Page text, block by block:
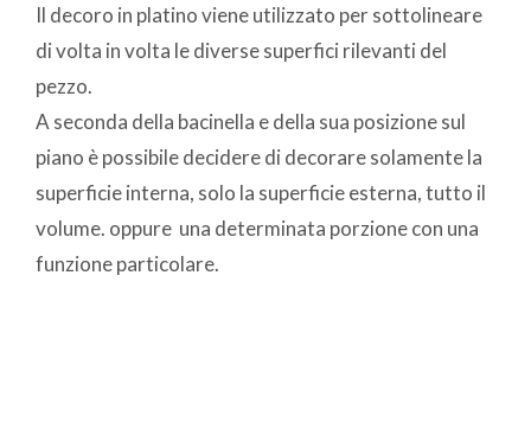
Il decoro in platino viene utilizzato per sottolineare
di volta in volta le diverse superfici rilevanti del
pezzo.
A seconda della bacinella e della sua posizione sul
piano è possibile decidere di decorare solamente la
superficie interna, solo la superficie esterna, tutto il
volume. oppure una determinata porzione con una
funzione particolare.